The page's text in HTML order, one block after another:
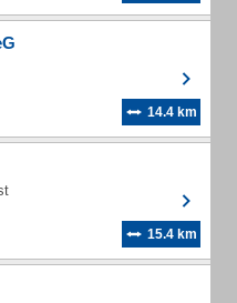
14.4 km
15.4 km